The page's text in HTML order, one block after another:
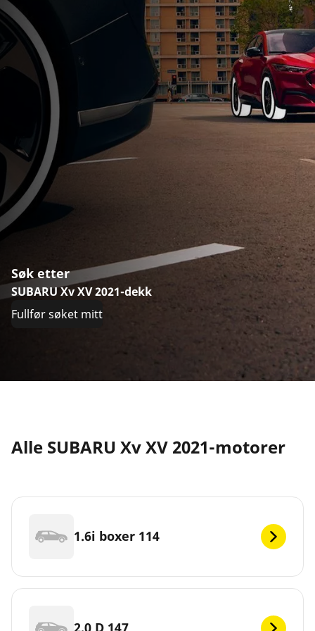
Søk etter
SUBARU Xv XV 2021-dekk
Fullfør søket mitt
Alle SUBARU Xv XV 2021-motorer
1.6i boxer 114
2.0 D 147